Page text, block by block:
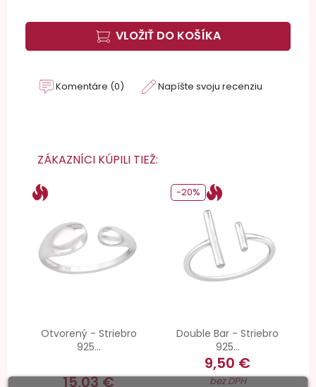
VLOŽIŤ DO KOŠÍKA
Komentáre (0) Napíšte svoju recenziu
ZÁKAZNÍCI KÚPILI TIEŽ:
Otvorený - Striebro
925...
15,03 €
Double Bar - Striebro
925...
9,50 €
bez DPH
-20%